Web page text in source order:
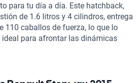
para tu día a día. Este hatchback,
de 1.6 litros y 4 cilindros, entrega
110 caballos de fuerza, lo que lo
para afrontar las dinámicas
velocidad máxima de 164 km/h y